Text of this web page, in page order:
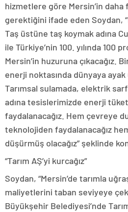
hizmetlere göre Mersin’in daha
gerektiğini ifade eden Soydan,
Taş üstüne taş koymak adına
ile Türkiye’nin 100. yılında 100
Mersin’in huzuruna çıkacağız.
enerji noktasında dünyaya ayak
Tarımsal sulamada, elektrik
adına tesislerimizde enerji
faydalanacağız. Hem çevreye
teknolojiden faydalanacağız
düşürmüş olacağız” şeklinde
“Tarım AŞ’yi kurcağız”
Soydan, “Mersin’de tarımla
maliyetlerini taban seviyeye
Büyükşehir Belediyesi’nde